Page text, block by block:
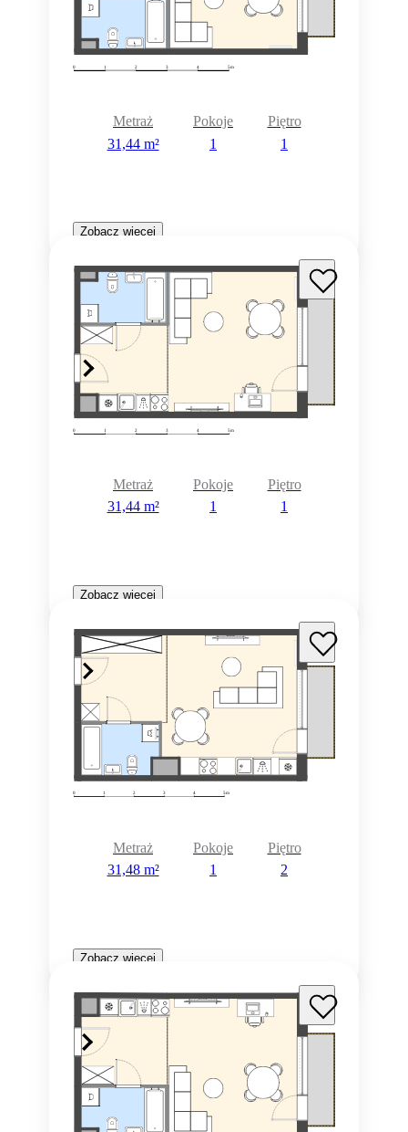
Metraż
31,44 m²
Pokoje
1
Piętro
1
Zobacz więcej
Metraż
31,44 m²
Pokoje
1
Piętro
1
Zobacz więcej
Metraż
31,48 m²
Pokoje
1
Piętro
2
Zobacz więcej